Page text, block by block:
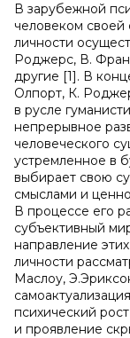
В зарубежной
человеком своей
личности
Роджерс, В.
другие [1]. В
Олпорт, К.
в русле
непрерывное
человеческого
устремленное в
выбирает свою
смыслами и
В процессе его
субъективный
направление
личности
Маслоу,
психический
и проявление